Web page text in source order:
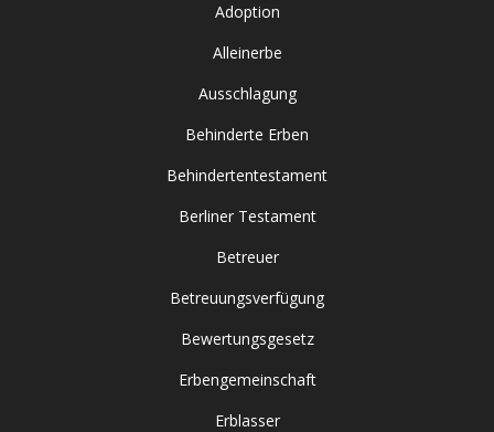
Adoption
Alleinerbe
Ausschlagung
Behinderte Erben
Behindertentestament
Berliner Testament
Betreuer
Betreuungsverfügung
Bewertungsgesetz
Erbengemeinschaft
Erblasser